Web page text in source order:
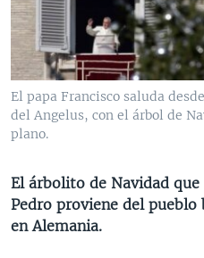
VENEZUELA
BRASIL
NICARAGUA
ECONOMÍA
ENTRETENIMIENTO Y
TECNOLOGÍA
DEPORTES
MULTIMEDIA
VIDEOS
FOTOGRAFÍA
AUDIOS
PROGRAMAS TV
EL MUNDO AL DÍA
FORO INTERAMERICANO
LAS CLAVES
PANORAMA
RADIO
AVANCE INFORMATIVO
BUENOS DÍAS AMÉRICA
ESTADOS UNIDOS AL DÍA
DIRECT
Learning English
El papa Francisco saluda
del Angelus, con el árbol de
plano.
El árbolito de Navidad
Pedro proviene del pueblo
en Alemania.